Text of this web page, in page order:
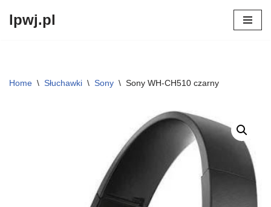
lpwj.pl
Home \ Słuchawki \ Sony \ Sony WH-CH510 czarny